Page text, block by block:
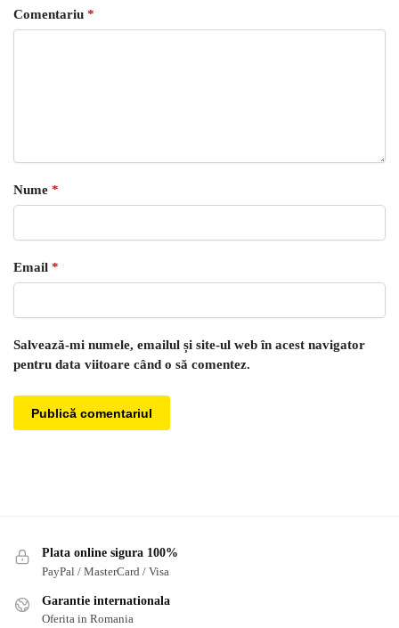
Comentariu *
Nume *
Email *
Salvează-mi numele, emailul și site-ul web în acest navigator
pentru data viitoare când o să comentez.
Plata online sigura 100%
PayPal / MasterCard / Visa
Garantie internationala
Oferita in Romania